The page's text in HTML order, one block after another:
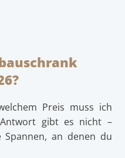
Preis muss ich
Antwort gibt es nicht –
an denen du